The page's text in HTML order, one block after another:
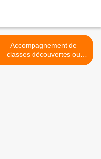
Accompagnement de
classes découvertes ou
transplantées par les AAAS